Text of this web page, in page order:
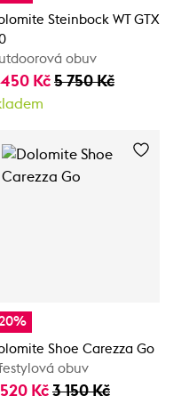
Steinbock WT GTX
obuv
Kč 5 750 Kč
Shoe Carezza Go
obuv
Kč 3 150 Kč